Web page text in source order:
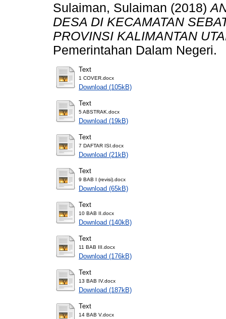
Sulaiman, Sulaiman (2018)
DESA DI KECAMATAN
PROVINSI KALIMANTAN
Pemerintahan Dalam Negeri.
Text
1 COVER.docx
Download (105kB)
Text
5 ABSTRAK.docx
Download (19kB)
Text
7 DAFTAR ISI.docx
Download (21kB)
Text
9 BAB I (revisi).docx
Download (65kB)
Text
10 BAB II.docx
Download (140kB)
Text
11 BAB III.docx
Download (176kB)
Text
13 BAB IV.docx
Download (187kB)
Text
14 BAB V.docx